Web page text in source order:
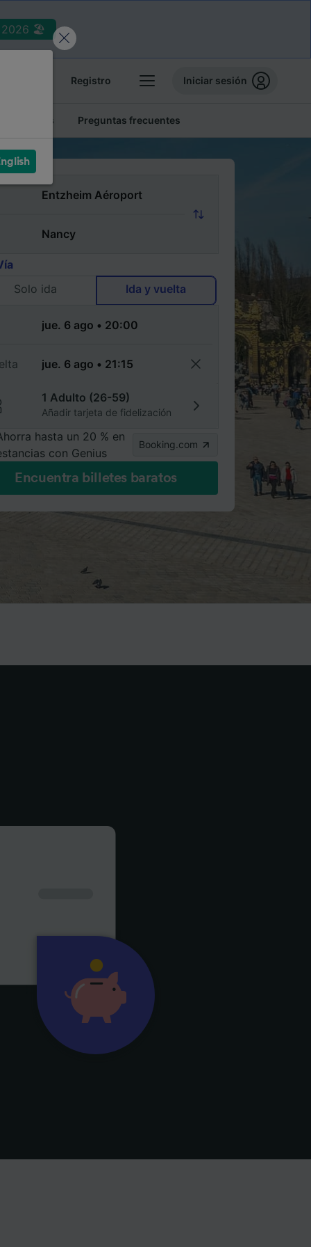
2026 🏖️
Registro Iniciar sesión
baratos Preguntas frecuentes
Solo ida
Ida y vuelta
1 Adulto (26-59)
Añadir tarjeta de fidelización
hasta un 20 % en
con Genius
Booking.com
Encuentra billetes baratos